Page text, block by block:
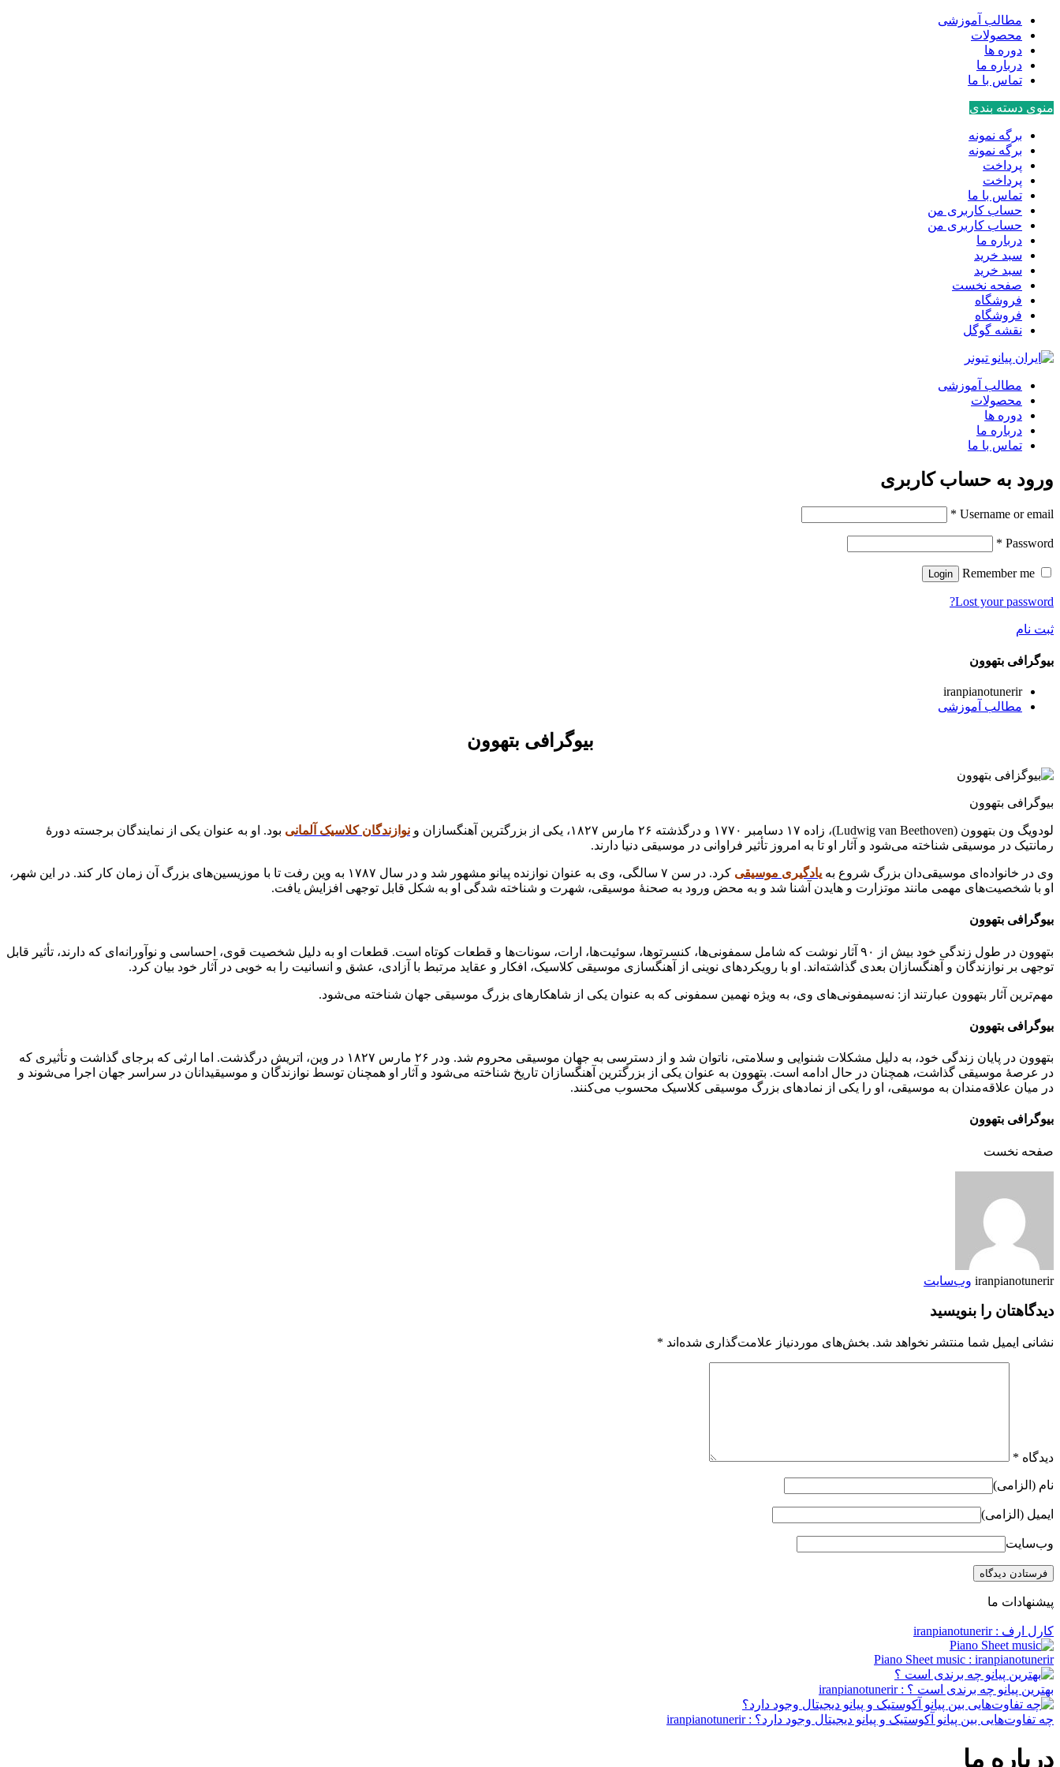
مطالب آموزشی
محصولات
دوره ها
درباره ما
تماس با ما
منوی دسته بندی
برگه نمونه
برگه نمونه
پرداخت
پرداخت
تماس با ما
حساب کاربری من
حساب کاربری من
درباره ما
سبد خرید
سبد خرید
صفحه نخست
فروشگاه
فروشگاه
نقشه گوگل
مطالب آموزشی
محصولات
دوره ها
درباره ما
تماس با ما
ورود به حساب کاربری
Username or email
*
Password
*
Remember me
Login
Lost your password?
ثبت نام
بیوگرافی بتهوون
iranpianotunerir
مطالب آموزشی
بیوگرافی بتهوون
بیوگرافی بتهوون
لودویگ ون بتهوون (Ludwig van Beethoven)، زاده ۱۷ دسامبر ۱۷۷۰ و درگذشته ۲۶ مارس ۱۸۲۷، یکی از بزرگترین آهنگسازان و نوازندگان کلاسیک آلمانی بود. او به عنوان یکی از نمایندگان برجسته دورهٔ
رمانتیک در موسیقی شناخته می‌شود و آثار او تا به امروز تأثیر فراوانی در موسیقی دنیا دارند.
وی در خانواده‌ای موسیقی‌دان بزرگ شروع به یادگیری موسیقی
کرد. در سن ۷ سالگی، وی به عنوان نوازنده پیانو مشهور شد و در سال ۱۷۸۷ به وین رفت تا با موزیسین‌های بزرگ آن زمان کار کند. در این شهر،
او با شخصیت‌های مهمی مانند موتزارت و هایدن آشنا شد و به محض ورود به صحنهٔ موسیقی، شهرت و شناخته شدگی او به شکل قابل توجهی افزایش یافت.
بیوگرافی بتهوون
بتهوون در طول زندگی خود بیش از ۹۰ آثار نوشت که شامل سمفونی‌ها، کنسرتوها، سوئیت‌ها، ارات، سونات‌ها و قطعات کوتاه است. قطعات او به دلیل شخصیت قوی، احساسی و نوآورانه‌ای که دارند، تأثیر قابل
توجهی بر نوازندگان و آهنگسازان بعدی گذاشته‌اند. او با رویکردهای نوینی از آهنگسازی موسیقی کلاسیک، افکار و عقاید مرتبط با آزادی، عشق و انسانیت را به خوبی در آثار خود بیان کرد.
مهم‌ترین آثار بتهوون عبارتند از: نه‌سیمفونی‌های وی، به ویژه نهمین سمفونی که به عنوان یکی از شاهکارهای بزرگ موسیقی جهان شناخته می‌شود.
بیوگرافی بتهوون
بتهوون در پایان زندگی خود، به دلیل مشکلات شنوایی و سلامتی، ناتوان شد و از دسترسی به جهان موسیقی محروم شد. ودر ۲۶ مارس ۱۸۲۷ در وین، اتریش درگذشت. اما ارثی که برجای گذاشت و تأثیری که
در عرصهٔ موسیقی گذاشت، همچنان در حال ادامه است. بتهوون به عنوان یکی از بزرگترین آهنگسازان تاریخ شناخته می‌شود و آثار او همچنان توسط نوازندگان و موسیقیدانان در سراسر جهان اجرا می‌شوند و
در میان علاقه‌مندان به موسیقی، او را یکی از نمادهای بزرگ موسیقی کلاسیک محسوب می‌کنند.
بیوگرافی بتهوون
صفحه نخست
iranpianotunerir وب‌سایت
دیدگاهتان را بنویسید
نشانی ایمیل شما منتشر نخواهد شد. بخش‌های موردنیاز علامت‌گذاری شده‌اند *
دیدگاه *
نام (الزامی)
ایمیل (الزامی)
وب‌سایت
پیشنهادات ما
کارل ارف : iranpianotunerir
Piano Sheet music : iranpianotunerir
بهترین پیانو چه برندی است ؟ : iranpianotunerir
چه تفاوت‌هایی بین پیانو آکوستیک و پیانو دیجیتال وجود دارد؟ : iranpianotunerir
درباره ما